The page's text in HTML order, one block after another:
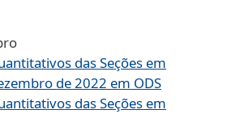
das Seções em
de 2022 em ODS
das Seções em